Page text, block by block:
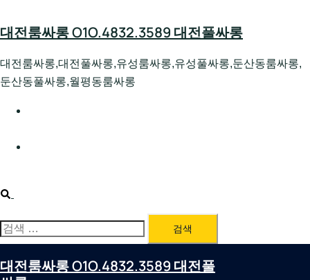
to
대전룸싸롱 O1O.4832.3589 대전풀싸롱
대전룸싸롱,대전풀싸롱,유성룸싸롱,유성풀싸롱,둔산동룸싸롱,
둔산동풀싸롱,월평동룸싸롱
Search
검
색:
대전룸싸롱 O1O.4832.3589 대전풀